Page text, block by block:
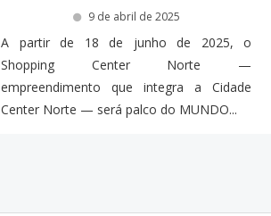
9 de abril de 2025
A partir de 18 de junho de 2025, o
Shopping Center Norte —
empreendimento que integra a Cidade
Center Norte — será palco do MUNDO...